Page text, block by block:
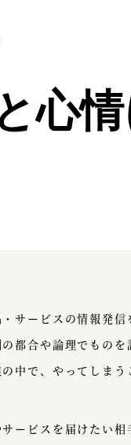
心
サービスの情報発信
都合や論理でものを
中で、やってしまう
ービスを届けたい相